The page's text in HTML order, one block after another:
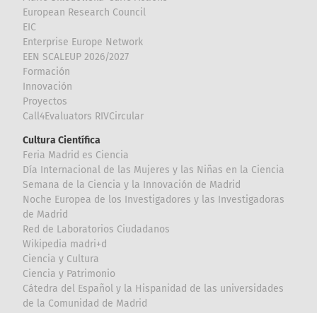
European Research Council
EIC
Enterprise Europe Network
EEN SCALEUP 2026/2027
Formación
Innovación
Proyectos
Call4Evaluators RIVCircular
Cultura Científica
Feria Madrid es Ciencia
Día Internacional de las Mujeres y las Niñas en la Ciencia
Semana de la Ciencia y la Innovación de Madrid
Noche Europea de los Investigadores y las Investigadoras
de Madrid
Red de Laboratorios Ciudadanos
Wikipedia madri+d
Ciencia y Cultura
Ciencia y Patrimonio
Cátedra del Español y la Hispanidad de las universidades
de la Comunidad de Madrid